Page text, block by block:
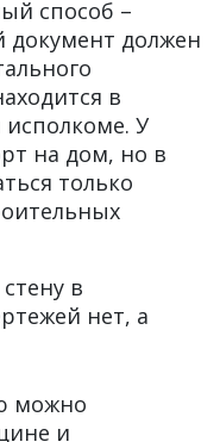
способ –
документ должен
в
исполкоме. У
на дом, но в
только
в
нет, а
можно
и